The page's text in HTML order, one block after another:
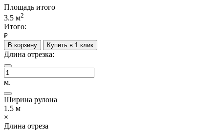
Площадь итого
3.5 м2
Итого:
₽
В корзину
Купить в 1 клик
Длина отрезка:
м.
Ширина рулона
1.5 м
×
Длина отреза